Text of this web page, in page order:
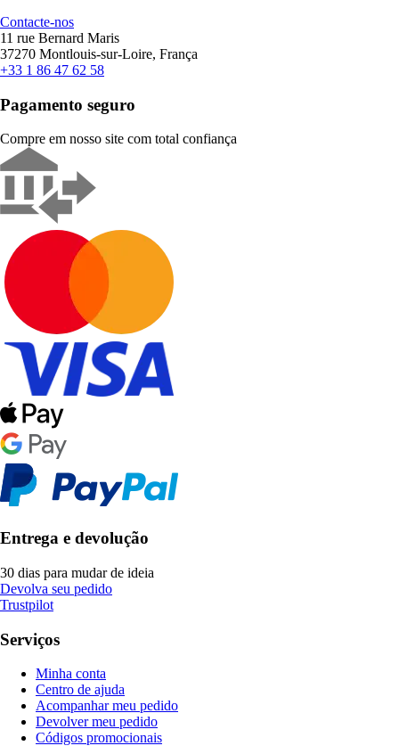
Contacte-nos
11 rue Bernard Maris
37270 Montlouis-sur-Loire, França
+33 1 86 47 62 58
Pagamento seguro
Compre em nosso site com total confiança
Entrega e devolução
30 dias para mudar de ideia
Devolva seu pedido
Trustpilot
Serviços
Minha conta
Centro de ajuda
Acompanhar meu pedido
Devolver meu pedido
Códigos promocionais